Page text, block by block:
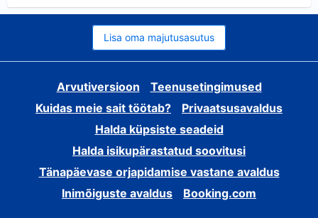
Lisa oma majutusasutus
Arvutiversioon
Teenusetingimused
Kuidas meie sait töötab?
Privaatsusavaldus
Halda küpsiste seadeid
Halda isikupärastatud soovitusi
Tänapäevase orjapidamise vastane avaldus
Inimõiguste avaldus
Booking.com